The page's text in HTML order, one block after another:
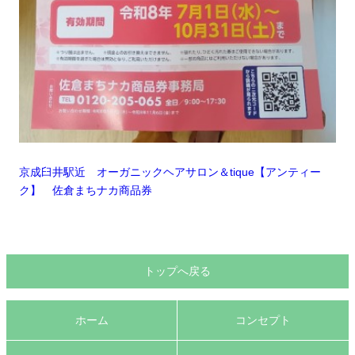
京成臼井駅近 オーガニックヘアサロン＆tique【アンティー
ク】 佐倉まちナカ商品券
トップへ戻る
ホーム コンセプト